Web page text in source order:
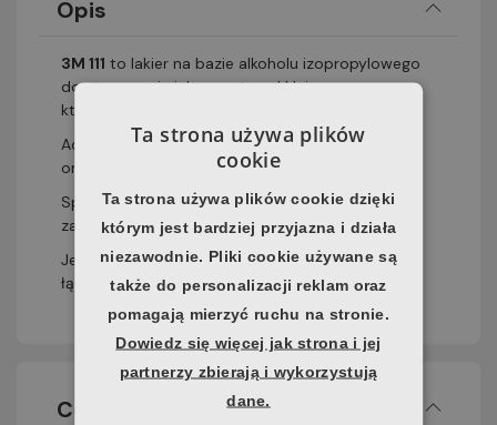
Opis
3M 111 to lakier na bazie alkoholu izopropylowego
do stosowania jako grunt pod kleje,
który poprawia adhezję.
Adhezja zostaje zwiększona w normalnych
oraz niższych temperaturach.
Sprawdzi się na metalowych powierzchniach
zarówno malowanych, jak i niemalowanych.
Jest to środek zalecany do użycia podczas
łączenia za pomocą taśm 3M VHB.
Cechy
Ta strona używa plików
cookie
Ta strona używa plików cookie dzięki
którym jest bardziej przyjazna i działa
niezawodnie. Pliki cookie używane są
także do personalizacji reklam oraz
pomagają mierzyć ruchu na stronie.
Dowiedz się więcej jak strona i jej
partnerzy zbierają i wykorzystują
dane.